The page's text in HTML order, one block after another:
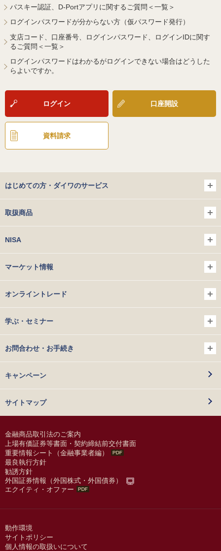
パスキー認証、D-Portアプリに関するご質問＜一覧＞
ログインパスワードが分からない方（仮パスワード発行）
支店コード、口座番号、ログインパスワード、ログインIDに関す
るご質問＜一覧＞
ログインパスワードはわかるがログインできない場合はどうした
らよいですか。
ログイン 口座開設
資料請求
はじめての方・ダイワのサービス
取扱商品
NISA
マーケット情報
オンライントレード
学ぶ・セミナー
お問合わせ・お手続き
キャンペーン
サイトマップ
金融商品取引法のご案内
上場有価証券等書面・契約締結前交付書面
重要情報シート（金融事業者編）
最良執行方針
勧誘方針
外国証券情報（外国株式・外国債券）
エクイティ・オファー
動作環境
サイトポリシー
個人情報の取扱いについて